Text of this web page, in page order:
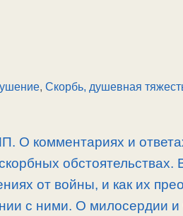
, Скорбь, душевная
О комментариях и
обстоятельствах.
от войны, и как их
с ними. О милосердии и